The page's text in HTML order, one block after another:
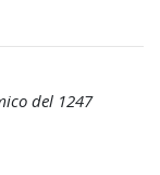
del 1247